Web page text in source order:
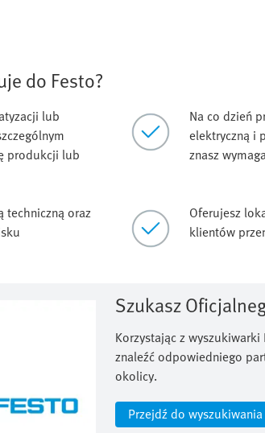
do Festo?
lub
produkcji lub
Na co dzień
elektryczną i
znasz
techniczną oraz
Oferujesz
klientów
Szukasz
Korzystając z
znaleźć odpowiedniego
okolicy.
Przejdź do